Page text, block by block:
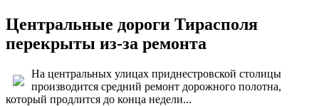
Центральные дороги Тирасполя
перекрыты из-за ремонта
На центральных улицах приднестровской столицы
производится средний ремонт дорожного полотна,
который продлится до конца недели...